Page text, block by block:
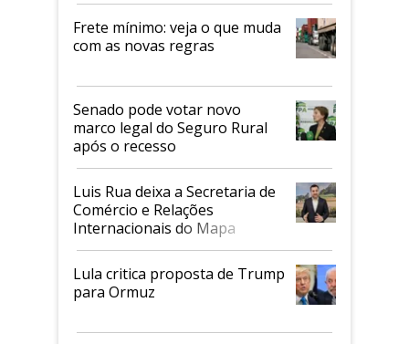
Frete mínimo: veja o que muda
com as novas regras
Senado pode votar novo
marco legal do Seguro Rural
após o recesso
Luis Rua deixa a Secretaria de
Comércio e Relações
Internacionais do Mapa
Lula critica proposta de Trump
para Ormuz